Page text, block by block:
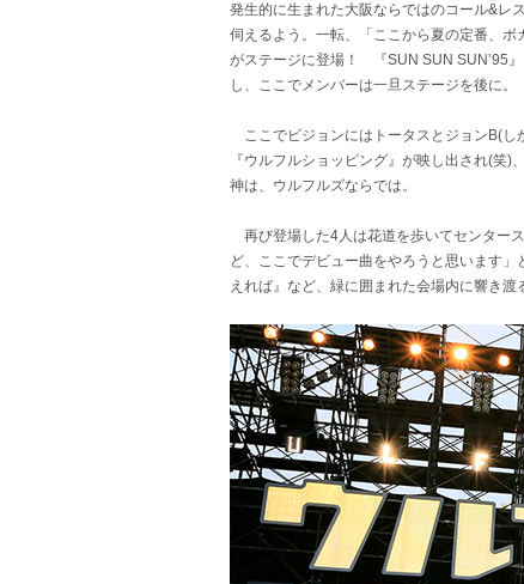
発生的に生まれた大阪ならではのコール&レ
伺えるよう。一転、「ここから夏の定番、
がステージに登場！ 『SUN SUN SUN’95
し、ここでメンバーは一旦ステージを後に。
ここでビジョンにはトータスとジョンB(し
『ウルフルショッピング』が映し出され(笑
神は、ウルフルズならでは。
再び登場した4人は花道を歩いてセンター
ど、ここでデビュー曲をやろうと思います
えれば』など、緑に囲まれた会場内に響き渡